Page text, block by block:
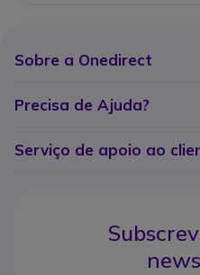
Sobre a Onedirect
Precisa de Ajuda?
Serviço de apoio ao